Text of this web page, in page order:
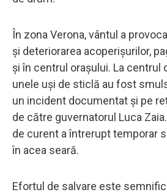
În zona Verona, vântul a
și deteriorarea acoperișurilor,
și în centrul orașului. La centrul
unele uși de sticlă au fost
un incident documentat și pe
de către guvernatorul Luca
de curent a întrerupt temporar
în acea seară.
Efortul de salvare este